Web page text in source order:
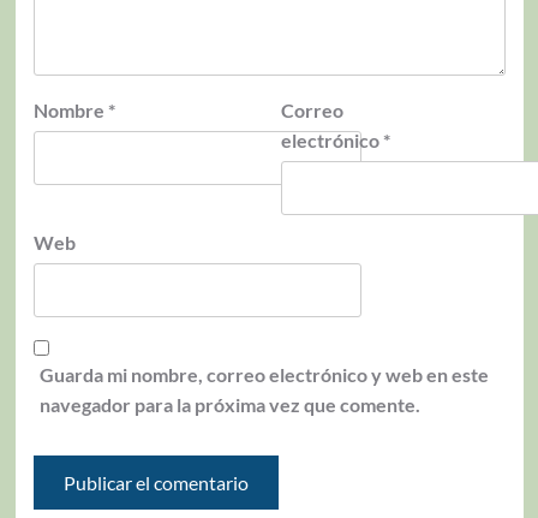
Nombre *
Correo
electrónico *
Web
Guarda mi nombre, correo electrónico y web en este
navegador para la próxima vez que comente.